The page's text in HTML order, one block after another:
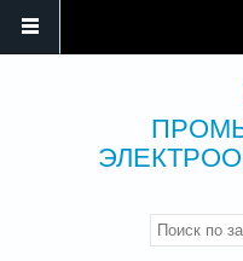
Введите